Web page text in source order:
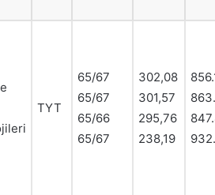
TYT
65/67
65/67
65/66
65/67
302,08
301,57
295,76
238,19